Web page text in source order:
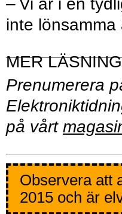
– Vi är i en
inte
Prenumerera
på vårt
Observera att
2015 och är